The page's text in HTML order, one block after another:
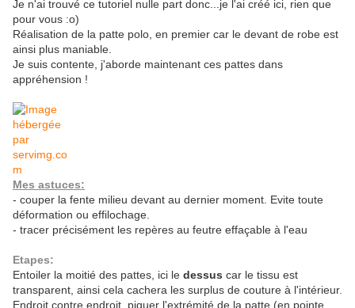
Je n'ai trouvé ce tutoriel nulle part donc...je l'ai créé ici, rien que
pour vous :o)
Réalisation de la patte polo, en premier car le devant de robe est
ainsi plus maniable.
Je suis contente, j'aborde maintenant ces pattes dans
appréhension !
Mes astuces:
- couper la fente milieu devant au dernier moment. Evite toute
déformation ou effilochage.
- tracer précisément les repères au feutre effaçable à l'eau
Etapes:
Entoiler la moitié des pattes, ici le dessus car le tissu est
transparent, ainsi cela cachera les surplus de couture à l'intérieur.
Endroit contre endroit, piquer l'extrémité de la patte (en pointe,